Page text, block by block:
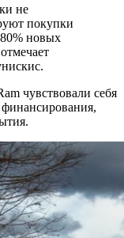
не
покупки
новых
чувствовали себя